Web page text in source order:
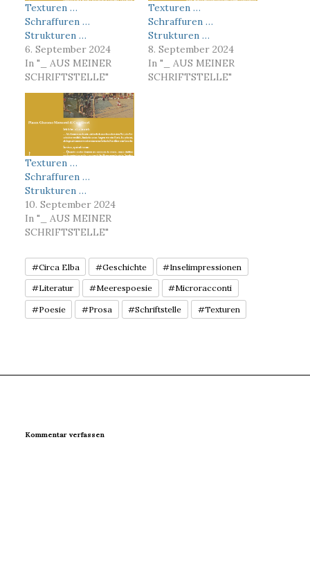
Texturen …
Schraffuren …
Strukturen …
6. September 2024
In "_ AUS MEINER
SCHRIFTSTELLE"
Texturen …
Schraffuren …
Strukturen …
8. September 2024
In "_ AUS MEINER
SCHRIFTSTELLE"
Texturen …
Schraffuren …
Strukturen …
10. September 2024
In "_ AUS MEINER
SCHRIFTSTELLE"
#Circa Elba #Geschichte #Inselimpressionen
#Literatur #Meerespoesie #Microracconti
#Poesie #Prosa #Schriftstelle #Texturen
Kommentar verfassen